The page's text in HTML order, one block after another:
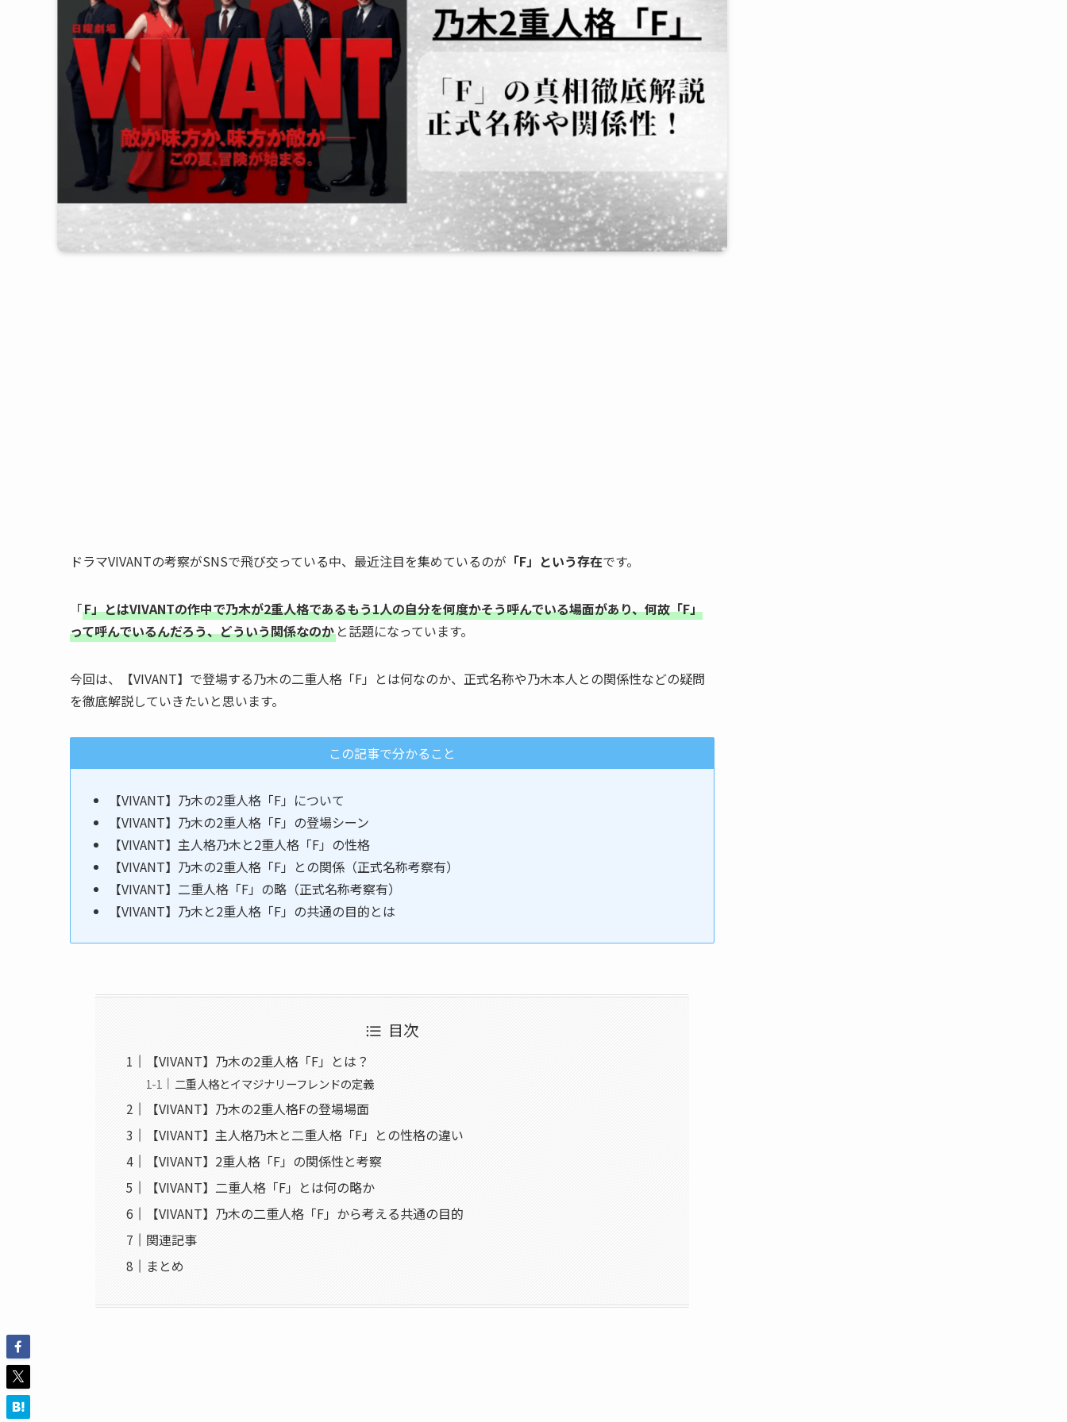
ドラマVIVANTの考察がSNSで飛び交っている中、最近注目を集めているのが 「F」という存在です。
「F」とはVIVANTの作中で乃木が2重人格であるもう1人の自分を何度かそう呼んでいる場面があり、何故「F」
って呼んでいるんだろう、どういう関係なのか と話題になっています。
今回は、【VIVANT】で登場する乃木の二重人格「F」とは何なのか、正式名称や乃木本人との関係性などの疑問
を徹底解説していきたいと思います。
この記事で分かること
【VIVANT】乃木の2重人格「F」について
【VIVANT】乃木の2重人格「F」の登場シーン
【VIVANT】主人格乃木と2重人格「F」の性格
【VIVANT】乃木の2重人格「F」との関係（正式名称考察有）
【VIVANT】二重人格「F」の略（正式名称考察有）
【VIVANT】乃木と2重人格「F」の共通の目的とは
目次
【VIVANT】乃木の2重人格「F」とは？
二重人格とイマジナリーフレンドの定義
【VIVANT】乃木の2重人格Fの登場場面
【VIVANT】主人格乃木と二重人格「F」との性格の違い
【VIVANT】2重人格「F」の関係性と考察
【VIVANT】二重人格「F」とは何の略か
【VIVANT】乃木の二重人格「F」から考える共通の目的
関連記事
まとめ